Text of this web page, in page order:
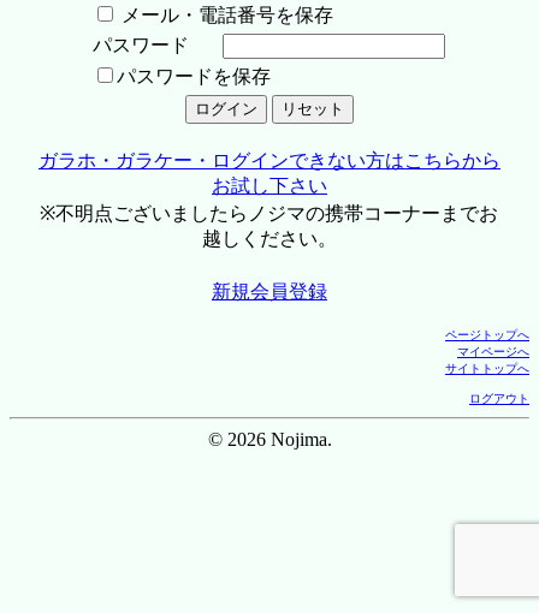
メール・電話番号を保存
パスワード
パスワードを保存
ガラホ・ガラケー・ログインできない方はこちらから
お試し下さい
※不明点ございましたらノジマの携帯コーナーまでお
越しください。
新規会員登録
ページトップへ
マイページへ
サイトトップへ
ログアウト
© 2026 Nojima.